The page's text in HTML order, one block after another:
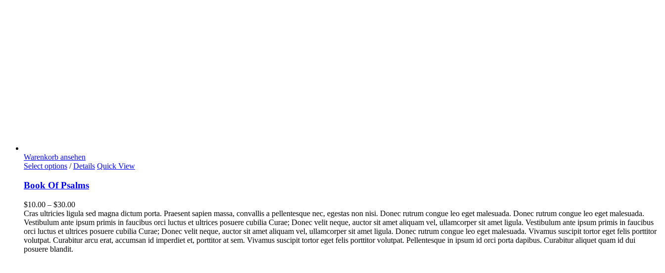
Warenkorb ansehen
Select options / Details Quick View
Book Of Psalms
$10.00 – $30.00
Cras ultricies ligula sed magna dictum porta. Praesent sapien massa, convallis a pellentesque nec, egestas non nisi. Donec rutrum congue leo eget malesuada. Donec rutrum congue leo eget malesuada.
Vestibulum ante ipsum primis in faucibus orci luctus et ultrices posuere cubilia Curae; Donec velit neque, auctor sit amet aliquam vel, ullamcorper sit amet ligula. Vestibulum ante ipsum primis in faucibus
orci luctus et ultrices posuere cubilia Curae; Donec velit neque, auctor sit amet aliquam vel, ullamcorper sit amet ligula. Donec rutrum congue leo eget malesuada. Vivamus suscipit tortor eget felis porttitor
volutpat. Curabitur arcu erat, accumsan id imperdiet et, porttitor at sem. Vivamus suscipit tortor eget felis porttitor volutpat. Pellentesque in ipsum id orci porta dapibus. Curabitur aliquet quam id dui
posuere blandit.